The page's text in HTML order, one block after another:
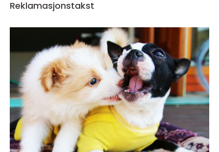
Reklamasjonstakst